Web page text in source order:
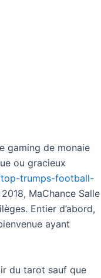
gaming de monaie
ou gracieux
trumps-football-
MaChance Salle
Entier d’abord,
ayant
du tarot sauf que